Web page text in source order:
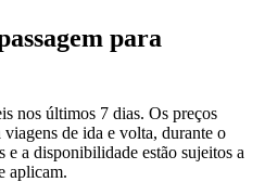
para
nos últimos 7 dias. Os preços
viagens de ida e volta, durante o
a disponibilidade estão sujeitos a
aplicam.